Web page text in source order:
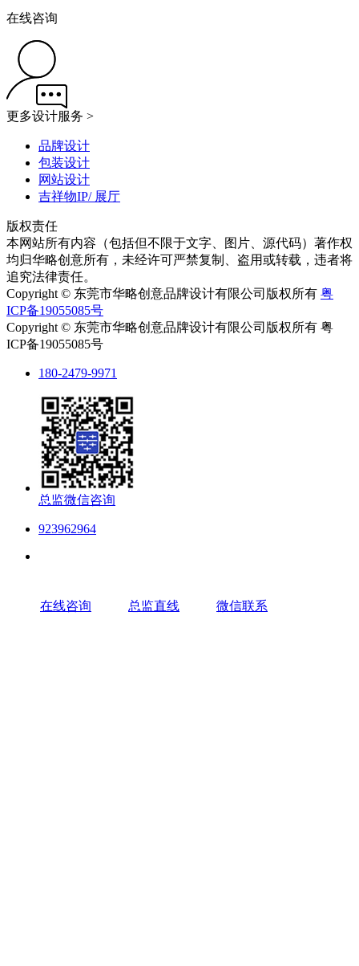
在线咨询
更多设计服务 >
品牌设计
包装设计
网站设计
吉祥物IP/ 展厅
版权责任
本网站所有内容（包括但不限于文字、图片、源代码）著作权
均归华略创意所有，未经许可严禁复制、盗用或转载，违者将
追究法律责任。
Copyright © 东莞市华略创意品牌设计有限公司版权所有 粤
ICP备19055085号
Copyright © 东莞市华略创意品牌设计有限公司版权所有 粤
ICP备19055085号
180-2479-9971
总监微信咨询
923962964
在线咨询 总监直线 微信联系